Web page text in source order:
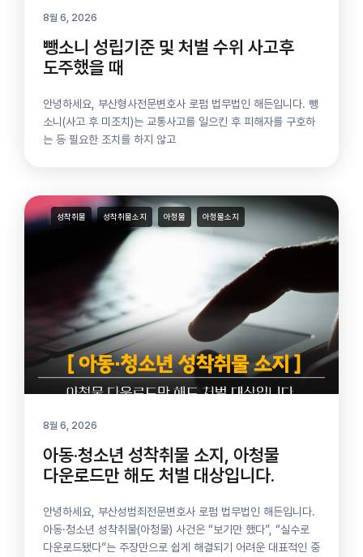
8월 6, 2026
뺑소니 성립기준 및 처벌 수위 사고후
도주했을 때
안녕하세요, 부산형사전문변호사 로펌 법무법인 해든입니다. 뺑
소니(사고 후 미조치)는 교통사고를 일으킨 후 피해자를 구호하
는 등 필요한 조치를 하지 않고
성착취물 성착취물소지 아청물 아청물소지
8월 6, 2026
아동·청소년 성착취물 소지, 아청물
다운로드만 해도 처벌 대상입니다.
안녕하세요, 부산성범죄전문변호사 로펌 법무법인 해든입니다.
아동·청소년 성착취물(아청물) 사건은 “보기만 했다”, “실수로
다운로드됐다”​는 주장만으로 쉽게 해결되기 어려운 대표적인 중